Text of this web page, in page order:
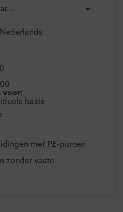
Nederlands
voor:
basis
met PE-punten
zonder vaste